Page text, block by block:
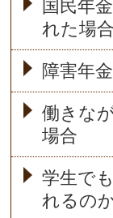
国民年
れた場
障害年
働きな
場合
学生で
れるの